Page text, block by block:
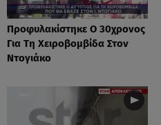
Προφυλακίστηκε Ο 30χρονος
Για Τη Χειροβομβίδα Στον
Ντογιάκο